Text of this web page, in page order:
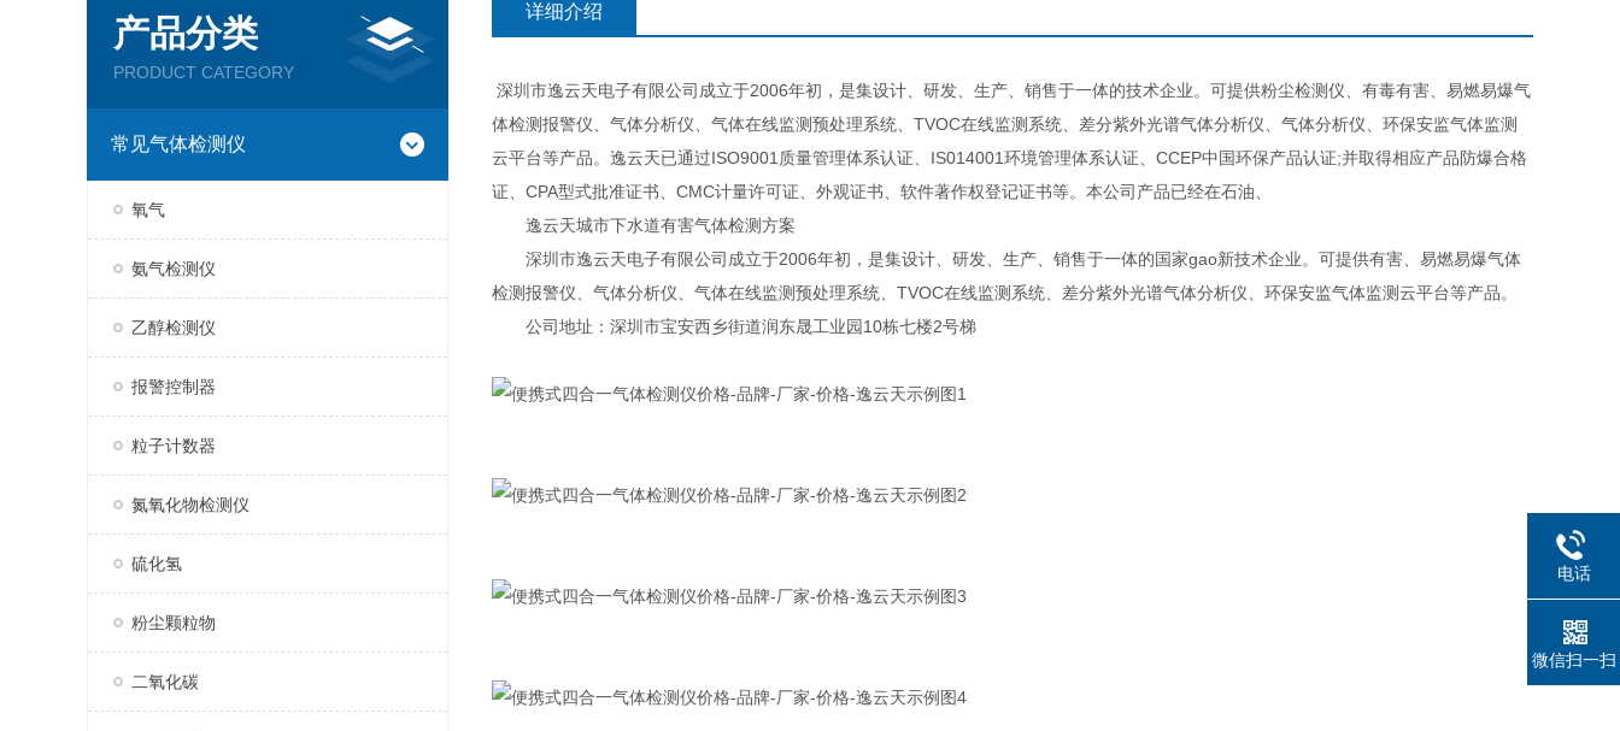
产品分类
PRODUCT CATEGORY
常见气体检测仪
氧气
氨气检测仪
乙醇检测仪
报警控制器
粒子计数器
氮氧化物检测仪
硫化氢
粉尘颗粒物
二氧化碳
详细介绍
深圳市逸云天电子有限公司成立于2006年初，是集设计、研发、生产、销售于一体的技术企业。可提供粉尘检测仪、有毒有害、易燃易爆气
体检测报警仪、气体分析仪、气体在线监测预处理系统、TVOC在线监测系统、差分紫外光谱气体分析仪、气体分析仪、环保安监气体监测
云平台等产品。逸云天已通过ISO9001质量管理体系认证、IS014001环境管理体系认证、CCEP中国环保产品认证;并取得相应产品防爆合格
证、CPA型式批准证书、CMC计量许可证、外观证书、软件著作权登记证书等。本公司产品已经在石油、
逸云天城市下水道有害气体检测方案
深圳市逸云天电子有限公司成立于2006年初，是集设计、研发、生产、销售于一体的国家gao新技术企业。可提供有害、易燃易爆气体
检测报警仪、气体分析仪、气体在线监测预处理系统、TVOC在线监测系统、差分紫外光谱气体分析仪、环保安监气体监测云平台等产品。
公司地址：深圳市宝安西乡街道润东晟工业园10栋七楼2号梯
电话
微信扫一扫